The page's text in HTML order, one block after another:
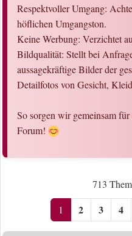
Respektvoller Umgang:
höflichen Umgangston.
Keine Werbung: Verzichtet
Bildqualität: Stellt bei
aussagekräftige Bilder der
Detailfotos von Gesicht,
So sorgen wir gemeinsam
Forum!
713
1 2 3 4